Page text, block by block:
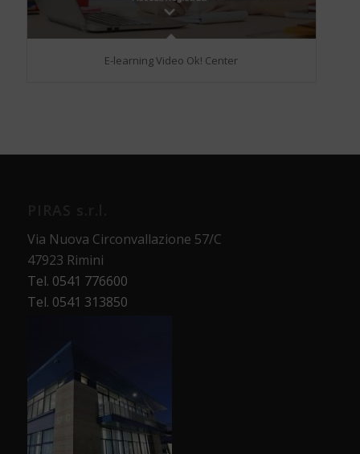
E-learning Video Ok! Center
Via Nuova Circonvallazione 57/C
47923 Rimini
Tel. 0541 776600
Tel. 0541 313850